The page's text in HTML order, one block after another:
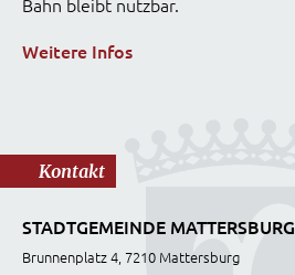
Weitere Infos
Kontakt
STADTGEMEINDE MATTERSBURG
Brunnenplatz 4, 7210 Mattersburg